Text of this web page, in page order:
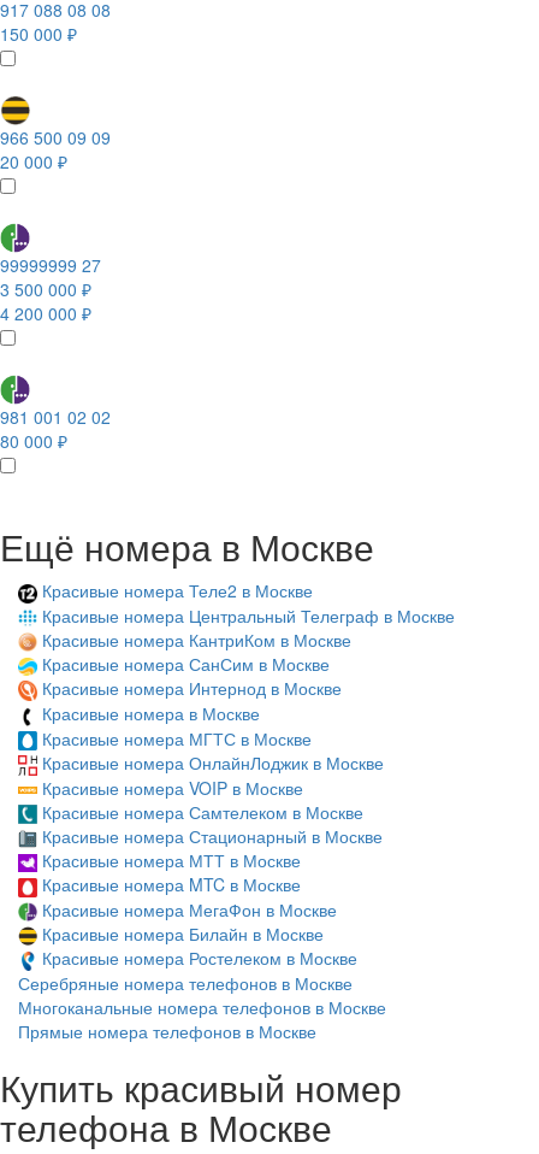
917 088 08 08
150 000 ₽
966 500 09 09
20 000 ₽
99999999 27
3 500 000 ₽
4 200 000 ₽
981 001 02 02
80 000 ₽
Ещё номера в Москве
Красивые номера Теле2 в Москве
Красивые номера Центральный Телеграф в Москве
Красивые номера КантриКом в Москве
Красивые номера СанСим в Москве
Красивые номера Интернод в Москве
Красивые номера в Москве
Красивые номера МГТС в Москве
Красивые номера ОнлайнЛоджик в Москве
Красивые номера VOIP в Москве
Красивые номера Самтелеком в Москве
Красивые номера Стационарный в Москве
Красивые номера МТТ в Москве
Красивые номера MTC в Москве
Красивые номера МегаФон в Москве
Красивые номера Билайн в Москве
Красивые номера Ростелеком в Москве
Серебряные номера телефонов в Москве
Многоканальные номера телефонов в Москве
Прямые номера телефонов в Москве
Купить красивый номер
телефона в Москве